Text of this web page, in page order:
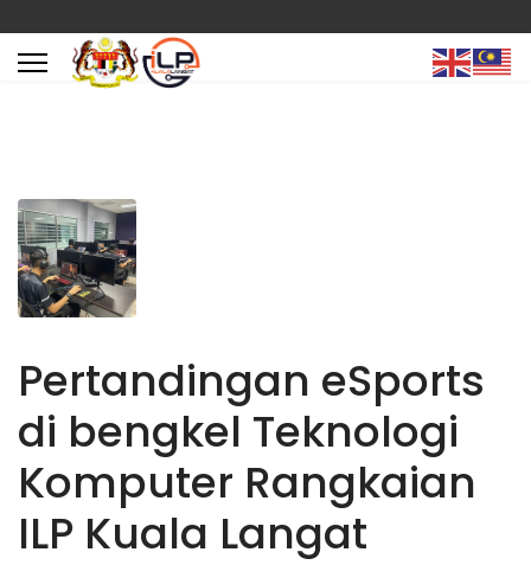
Pertandingan eSports
di bengkel Teknologi
Komputer Rangkaian
ILP Kuala Langat